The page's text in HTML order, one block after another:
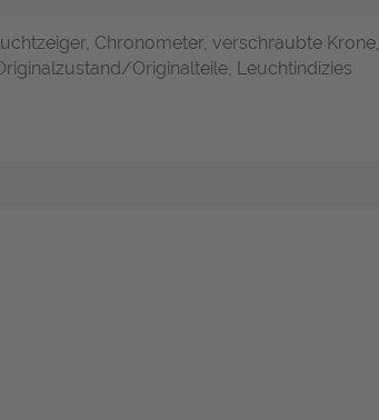
Chronometer, verschraubte Krone,
Originalteile, Leuchtindizies